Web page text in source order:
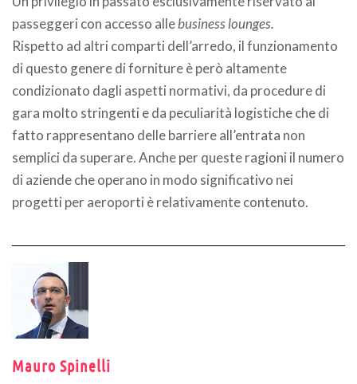
passeggeri con accesso allebusiness lounges.
Rispetto ad altri comparti dell’arredo, il funzionamento
di questo genere di forniture è però altamente
condizionato dagli aspetti normativi, da procedure di
gara molto stringenti e da peculiarità logistiche che di
fatto rappresentano delle barriere all’entrata non
semplici da superare. Anche per queste ragioni il numero
di aziende che operano in modo significativo nei
progetti per aeroporti è relativamente contenuto.
Mauro Spinelli